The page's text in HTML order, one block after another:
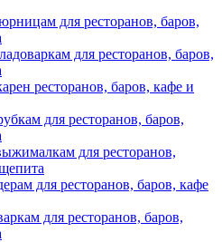
для ресторанов, баров,
для ресторанов, баров,
ресторанов, баров, кафе и
для ресторанов, баров,
для ресторанов,
для ресторанов, баров, кафе
для ресторанов, баров,